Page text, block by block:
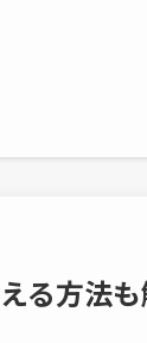
る方法